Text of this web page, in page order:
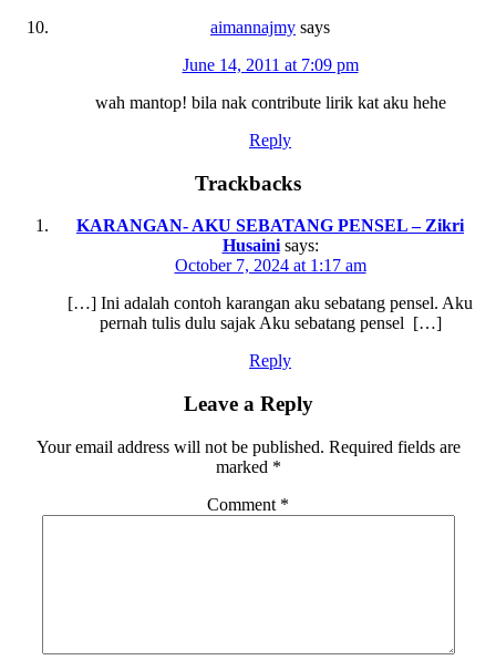
aimannajmy says
June 14, 2011 at 7:09 pm
wah mantop! bila nak contribute lirik kat aku hehe
Reply
Trackbacks
KARANGAN- AKU SEBATANG PENSEL – Zikri
Husaini says:
October 7, 2024 at 1:17 am
[…] Ini adalah contoh karangan aku sebatang pensel. Aku
pernah tulis dulu sajak Aku sebatang pensel […]
Reply
Leave a Reply
Your email address will not be published. Required fields are
marked *
Comment *